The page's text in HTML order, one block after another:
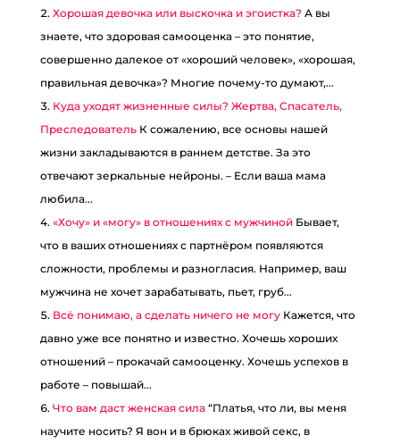
Хорошая девочка или выскочка и эгоистка? А вы
знаете, что здоровая самооценка – это понятие,
совершенно далекое от «хороший человек», «хорошая,
правильная девочка»? Многие почему-то думают,...
Куда уходят жизненные силы? Жертва, Спасатель,
Преследователь К сожалению, все основы нашей
жизни закладываются в раннем детстве. За это
отвечают зеркальные нейроны. – Если ваша мама
любила...
«Хочу» и «могу» в отношениях с мужчиной Бывает,
что в ваших отношениях с партнёром появляются
сложности, проблемы и разногласия. Например, ваш
мужчина не хочет зарабатывать, пьет, груб...
Всё понимаю, а сделать ничего не могу Кажется, что
давно уже все понятно и известно. Хочешь хороших
отношений – прокачай самооценку. Хочешь успехов в
работе – повышай...
Что вам даст женская сила “Платья, что ли, вы меня
научите носить? Я вон и в брюках живой секс, в